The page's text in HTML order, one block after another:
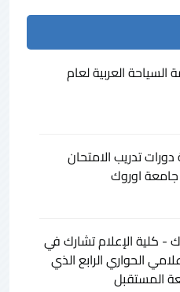
العربية لعام
تدريب الامتحان
اوروك
- كلية الإعلام تشارك في
الحواري الرابع الذي
المستقبل